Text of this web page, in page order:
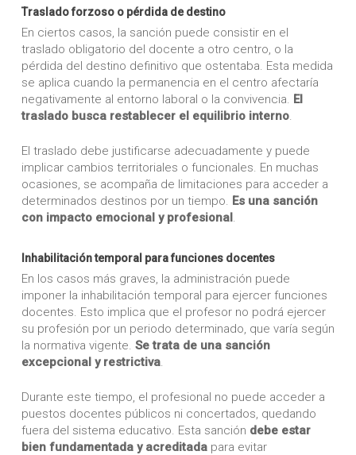
Traslado forzoso o pérdida de destino
En ciertos casos, la sanción puede consistir en el
traslado obligatorio del docente a otro centro, o la
pérdida del destino definitivo que ostentaba. Esta medida
se aplica cuando la permanencia en el centro afectaría
negativamente al entorno laboral o la convivencia. El
traslado busca restablecer el equilibrio interno.
El traslado debe justificarse adecuadamente y puede
implicar cambios territoriales o funcionales. En muchas
ocasiones, se acompaña de limitaciones para acceder a
determinados destinos por un tiempo. Es una sanción
con impacto emocional y profesional
Inhabilitación temporal para funciones docentes
En los casos más graves, la administración puede
imponer la inhabilitación temporal para ejercer funciones
docentes. Esto implica que el profesor no podrá ejercer
su profesión por un periodo determinado, que varía según
la normativa vigente. Se trata de una sanción
excepcional y restrictiva.
Durante este tiempo, el profesional no puede acceder a
puestos docentes públicos ni concertados, quedando
fuera del sistema educativo. Esta sanción debe estar
bien fundamentada y acreditadapara evitar